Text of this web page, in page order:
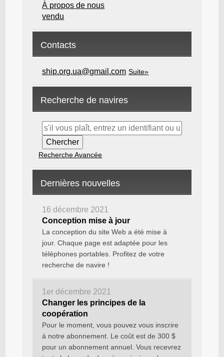
À propos de nous
vendu
Contacts
ship.org.ua@gmail.com Suite»
Recherche de navires
Recherche Avancée
Dernières nouvelles
16 décembre 2021
Conception mise à jour
La conception du site Web a été mise à
jour. Chaque page est adaptée pour les
téléphones portables. Profitez de votre
recherche de navire !
1er décembre 2021
Changer les principes de la
coopération
Pour le moment, vous pouvez vous inscrire
à notre abonnement. Le coût est de 300 $
pour un abonnement annuel. Vous recevrez